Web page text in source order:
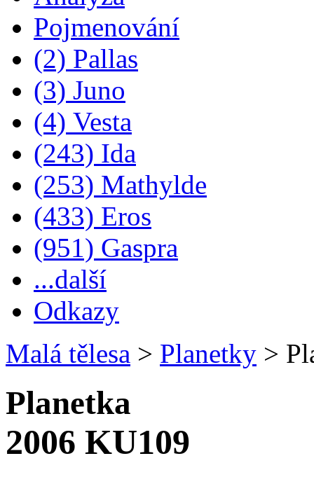
Pojmenování
(2) Pallas
(3) Juno
(4) Vesta
(243) Ida
(253) Mathylde
(433) Eros
(951) Gaspra
...další
Odkazy
Malá tělesa > Planetky >
Planetka
2006 KU109